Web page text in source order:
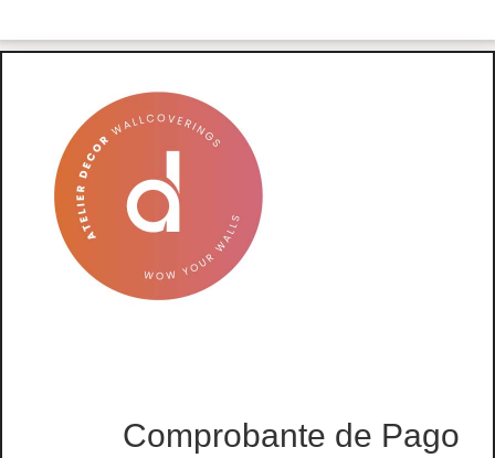
Comprobante de Pago